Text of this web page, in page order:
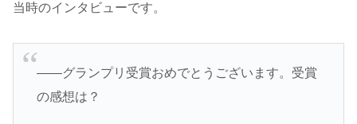
当時のインタビューです。
――グランプリ受賞おめでとうございます。受賞
の感想は？